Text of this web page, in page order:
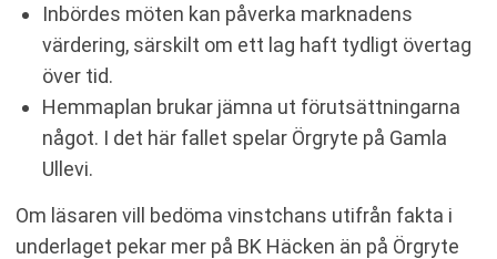
Inbördes möten kan påverka marknadens
värdering, särskilt om ett lag haft tydligt övertag
över tid.
Hemmaplan brukar jämna ut förutsättningarna
något. I det här fallet spelar Örgryte på Gamla
Ullevi.
Om läsaren vill bedöma vinstchans utifrån fakta i
underlaget pekar mer på BK Häcken än på Örgryte